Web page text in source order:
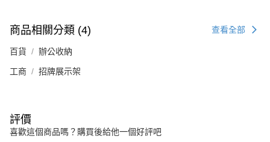
商品相關分類 (4) 查看全部
百貨 辦公收納
工商 招牌展示架
評價
喜歡這個商品嗎？購買後給他一個好評吧